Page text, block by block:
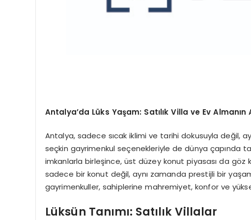
Antalya’da Lüks Yaşam: Satılık Villa ve Ev Almanın
Antalya, sadece sıcak iklimi ve tarihi dokusuyla değil,
seçkin gayrimenkul seçenekleriyle de dünya çapında
imkanlarla birleşince, üst düzey konut piyasası da göz
sadece bir konut değil, aynı zamanda prestijli bir yaşam
gayrimenkuller, sahiplerine mahremiyet, konfor ve
Lüksün Tanımı: Satılık Villalar